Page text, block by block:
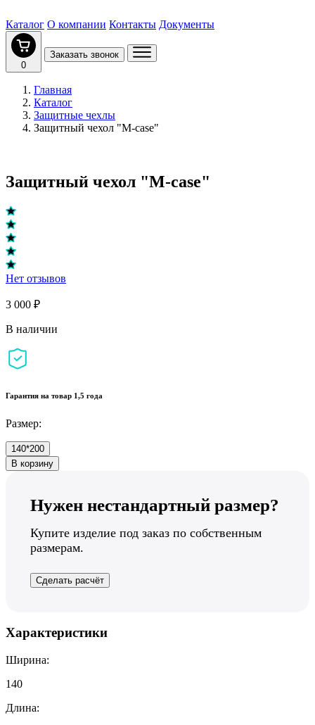
Каталог О компании Контакты Документы
0
Заказать звонок
Главная
Каталог
Защитные чехлы
Защитный чехол "M-case"
Защитный чехол "M-case"
Нет отзывов
3 000 ₽
В наличии
Гарантия на товар 1,5 года
Размер:
140*200
В корзину
Нужен нестандартный размер?
Купите изделие под заказ по собственным
размерам.
Сделать расчёт
Характеристики
Ширина:
140
Длина: